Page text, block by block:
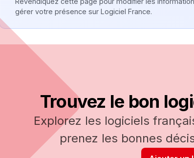
gérer votre présence sur Logiciel France.
Trouvez le bon
Explorez les logiciels
prenez les bonnes